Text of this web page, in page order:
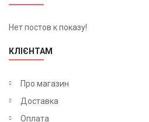
Нет постов к показу!
КЛІЄНТАМ
Про магазин
Доставка
Оплата